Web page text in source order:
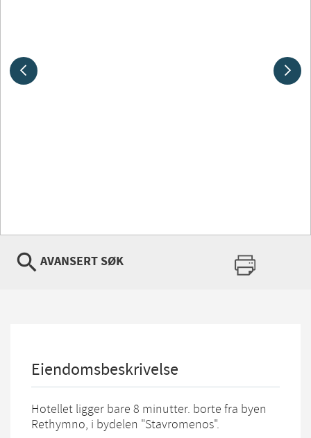
AVANSERT SØK
Eiendomsbeskrivelse
Hotellet ligger bare 8 minutter. borte fra byen
Rethymno, i bydelen "Stavromenos".